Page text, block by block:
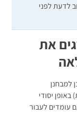
לדעת לפני
את
למבחנן
באופן יסודי
עומדים לעבור